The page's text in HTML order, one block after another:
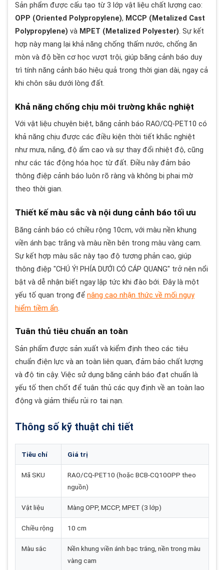
Sản phẩm được cấu tạo từ 3 lớp vật liệu chất lượng cao:
OPP (Oriented Polypropylene), MCCP (Metalized Cast
Polypropylene) và MPET (Metalized Polyester). Sự kết
hợp này mang lại khả năng chống thấm nước, chống ăn
mòn và độ bền cơ học vượt trội, giúp băng cảnh báo duy
trì tính năng cảnh báo hiệu quả trong thời gian dài, ngay cả
khi chôn sâu dưới lòng đất.
Khả năng chống chịu môi trường khắc nghiệt
Với vật liệu chuyên biệt, băng cảnh báo RAO/CQ-PET10 có
khả năng chịu được các điều kiện thời tiết khắc nghiệt
như mưa, nắng, độ ẩm cao và sự thay đổi nhiệt độ, cũng
như các tác động hóa học từ đất. Điều này đảm bảo
thông điệp cảnh báo luôn rõ ràng và không bị phai mờ
theo thời gian.
Thiết kế màu sắc và nội dung cảnh báo tối ưu
Băng cảnh báo có chiều rộng 10cm, với màu nền khung
viền ánh bạc trắng và màu nền bên trong màu vàng cam.
Sự kết hợp màu sắc này tạo độ tương phản cao, giúp
thông điệp "CHÚ Ý! PHÍA DƯỚI CÓ CÁP QUANG" trở nên nổi
bật và dễ nhận biết ngay lập tức khi đào bới. Đây là một
yếu tố quan trọng để nâng cao nhận thức về mối nguy
hiểm tiềm ẩn.
Tuân thủ tiêu chuẩn an toàn
Sản phẩm được sản xuất và kiểm định theo các tiêu
chuẩn điện lực và an toàn liên quan, đảm bảo chất lượng
và độ tin cậy. Việc sử dụng băng cảnh báo đạt chuẩn là
yếu tố then chốt để tuân thủ các quy định về an toàn lao
động và giảm thiểu rủi ro tai nạn.
Thông số kỹ thuật chi tiết
Tiêu chí Giá trị
Mã SKU
RAO/CQ-PET10 (hoặc BCB-CQ10OPP theo
nguồn)
Vật liệu Màng OPP, MCCP, MPET (3 lớp)
Chiều rộng 10 cm
Màu sắc
Nền khung viền ánh bạc trắng, nền trong màu
vàng cam